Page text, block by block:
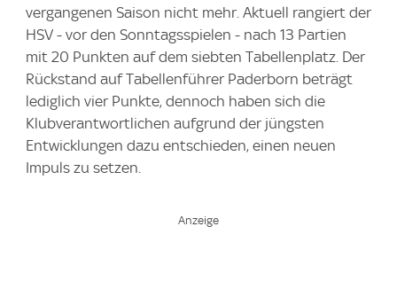
vergangenen Saison nicht mehr. Aktuell rangiert der
HSV - vor den Sonntagsspielen - nach 13 Partien
mit 20 Punkten auf dem siebten Tabellenplatz. Der
Rückstand auf Tabellenführer Paderborn beträgt
lediglich vier Punkte, dennoch haben sich die
Klubverantwortlichen aufgrund der jüngsten
Entwicklungen dazu entschieden, einen neuen
Impuls zu setzen.